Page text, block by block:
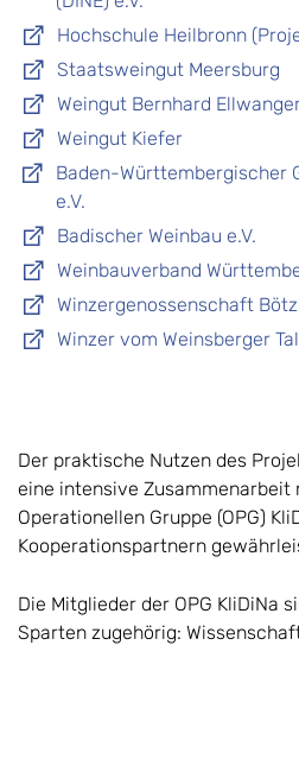
Hochschule Heilbronn
Staatsweingut Meersburg
Weingut Bernhard
Weingut Kiefer
Baden-Württembergischer
e.V.
Badischer Weinbau e.V.
Weinbauverband
Winzergenossenschaft
Winzer vom Weinsberger
Der praktische Nutzen des
eine intensive Zusammenarbeit
Operationellen Gruppe (OPG)
Kooperationspartnern
Die Mitglieder der OPG KliDiNa
Sparten zugehörig: